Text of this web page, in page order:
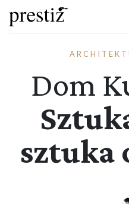
Przejdź do treści
Dom
sztuka